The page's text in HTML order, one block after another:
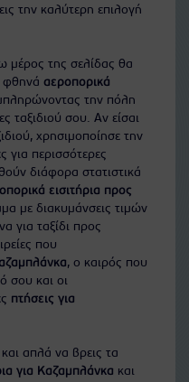
την καλύτερη επιλογή
μέρος της σελίδας θα
φθηνά αεροπορικά
την πόλη
ταξιδιού σου. Αν είσαι
χρησιμοποίησε την
για περισσότερες
διάφορα στατιστικά
εισιτήρια προς
με διακυμάνσεις τιμών
για ταξίδι προς
που
, ο καιρός που
σου και οι
πτήσεις για
απλά να βρεις τα
για Καζαμπλάνκα και